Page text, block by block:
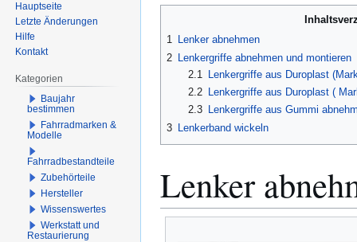
1 Lenker abnehmen
2
Lenkergriffe abnehmen und montieren
2.1
Lenkergriffe aus Duroplast
2.2
Lenkergriffe aus Duroplast (
2.3
Lenkergriffe aus Gummi
3
Lenkerband wickeln
Lenker
Hauptseite
Letzte Änderungen
Hilfe
Kontakt
Kategorien
Baujahr
bestimmen
Fahrradmarken &
Modelle
Fahrradbestandteile
Zubehörteile
Hersteller
Wissenswertes
Werkstatt und
Restaurierung